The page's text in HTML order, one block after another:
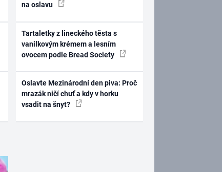
na oslavu
Tartaletky z lineckého těsta s
vanilkovým krémem a lesním
ovocem podle Bread Society
Oslavte Mezinárodní den piva: Proč
mrazák ničí chuť a kdy v horku
vsadit na šnyt?